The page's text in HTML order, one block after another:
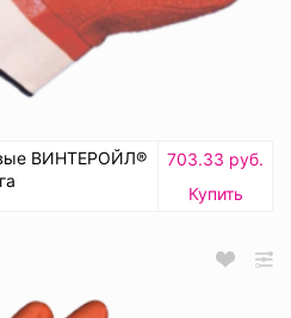
ВИНТЕРОЙЛ®
703.33 руб.
Купить